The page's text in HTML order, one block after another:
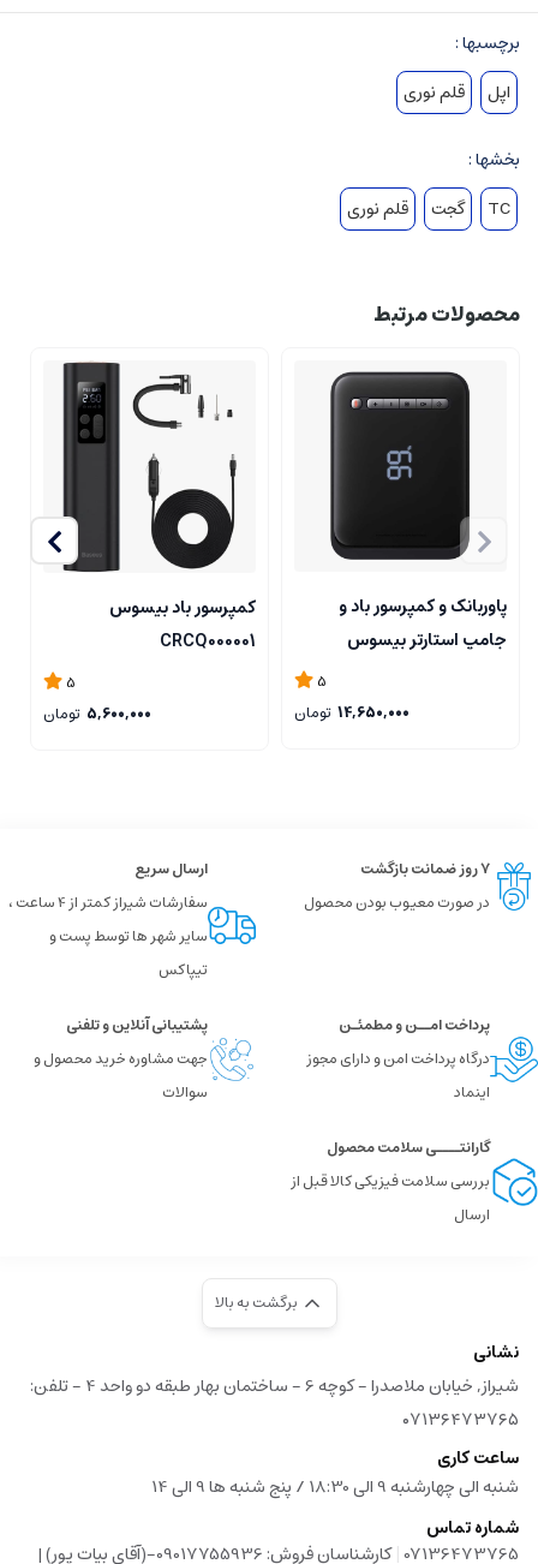
برچسبها :
اپل
قلم نوری
بخشها :
TC
گجت قلم نوری
محصولات مرتبط
پاوربانک و کمپرسور باد و
جامپ استارتر بیسوس
5
14,650,000 تومان
کمپرسور باد بیسوس
CRCQ000001
5
5,600,000 تومان
۷ روز ضمانت بازگشت
در صورت معیوب بودن محصول
ارسال سریع
سفارشات شیراز کمتر از 4 ساعت ،
سایر شهر ها توسط پست و
تیپاکس
پرداخت امــن و مطمئـن
درگاه پرداخت امن و دارای مجوز
اینماد
پشتیبانی آنلاین و تلفنی
جهت مشاوره خرید محصول و
سوالات
گارانتــــی سلامت محصول
بررسی سلامت فیزیکی کالا قبل از
ارسال
برگشت به بالا
نشانی
شیراز, خیابان ملاصدرا - کوچه 6 - ساختمان بهار طبقه دو واحد 4 - تلفن:
۰۷۱۳۶۴۷۳۷۶۵
ساعت کاری
شنبه الی چهارشنبه 9 الی 18:30 / پنج شنبه ها 9 الی 14
شماره تماس
07136473765
| کارشناسان فروش: 09017755936-(آقای بیات پور) |